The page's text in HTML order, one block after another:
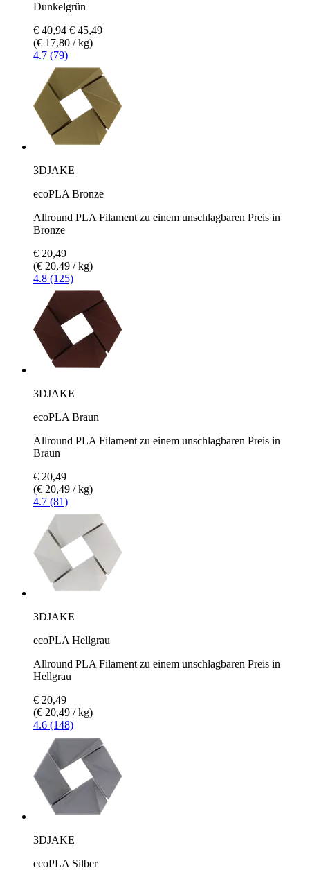
Dunkelgrün
€ 40,94 € 45,49
(€ 17,80 / kg)
4.7 (79)
3DJAKE
ecoPLA Bronze
Allround PLA Filament zu einem unschlagbaren Preis in
Bronze
€ 20,49
(€ 20,49 / kg)
4.8 (125)
3DJAKE
ecoPLA Braun
Allround PLA Filament zu einem unschlagbaren Preis in
Braun
€ 20,49
(€ 20,49 / kg)
4.7 (81)
3DJAKE
ecoPLA Hellgrau
Allround PLA Filament zu einem unschlagbaren Preis in
Hellgrau
€ 20,49
(€ 20,49 / kg)
4.6 (148)
3DJAKE
ecoPLA Silber